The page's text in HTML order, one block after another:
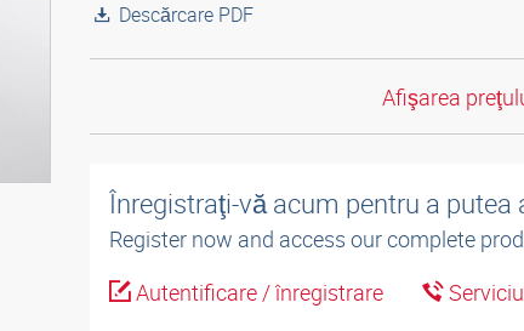
Descărcare PDF
Afişarea
Înregistraţi-vă acum pentru a
Register now and access our complete
Autentificare / înregistrare